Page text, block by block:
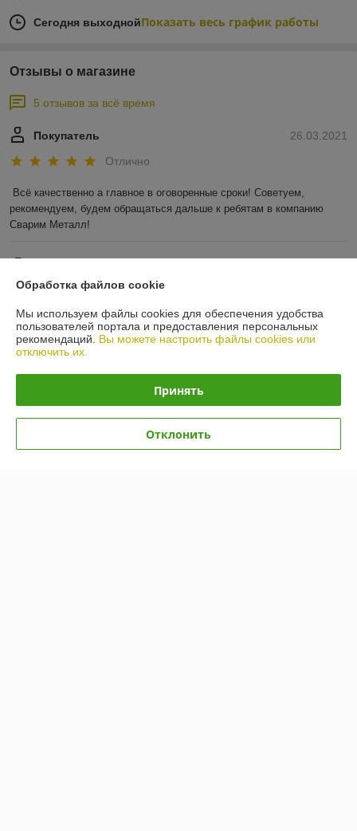
Сегодня выходнойПоказать весь график работы
Отзывы о магазине
5 отзывов за всё время
26.03.2021
Покупатель
Отлично
Всё качественно а главное в оговоренные сроки! Советуем,
рекомендуем, будем обращаться дальше к ребятам в компанию
Сварим Металл!
Отлично
Показать все отзывы
О нас
Доставка и оплата
Обработка файлов cookie
Мы используем файлы cookies для обеспечения удобства
пользователей портала и предоставления персональных
рекомендаций. Вы можете настроить файлы cookies или
отключить их.
Принять
Отклонить